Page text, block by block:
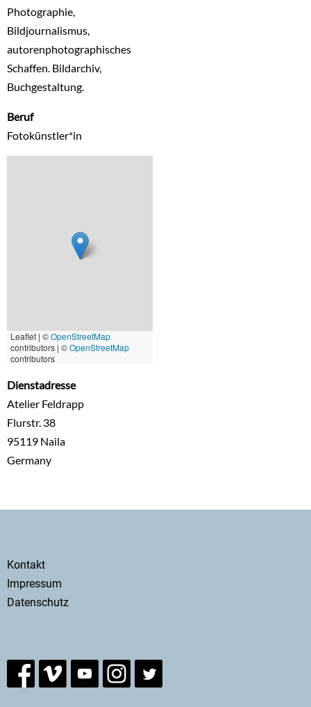
Photographie,
Bildjournalismus,
autorenphotographisches
Schaffen. Bildarchiv,
Buchgestaltung.
Beruf
Fotokünstler*in
Leaflet | ©OpenStreetMap
contributors | ©OpenStreetMap
contributors
Dienstadresse
Atelier Feldrapp
Flurstr. 38
95119 Naila
Germany
Secondary
menu
Kontakt
Impressum
Datenschutz